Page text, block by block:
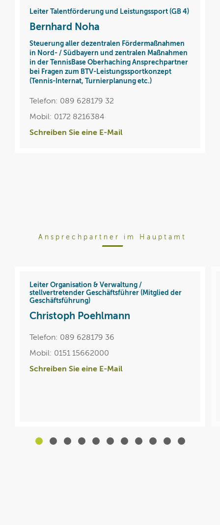
Leiter Talentförderung und Leistungssport (GB 4)
Bernhard Noha
Steuerung aller dezentralen Fördermaßnahmen
in Nord- / Südbayern und zentralen Maßnahmen
in der TennisBase Oberhaching Ansprechpartner
bei Fragen zum BTV-Leistungssportkonzept
(Tennis-Internat, Turnierplanung etc.)
Telefon: 089 628179 32
Mobil: 0172 8216384
Schreiben Sie eine E-Mail
Ansprechpartner im Hauptamt
Leiter Organisation & Verwaltung /
stellvertretender Geschäftsführer (Mitglied der
Geschäftsführung)
Christoph Poehlmann
Telefon: 089 628179 36
Mobil: 0151 15662000
Schreiben Sie eine E-Mail